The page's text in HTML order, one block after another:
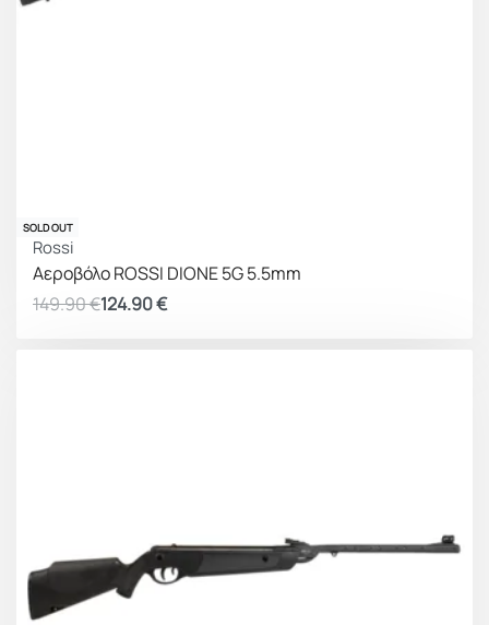
ΚΕΡΔΟΣ 25.00 €
SOLD OUT
Rossi
Αεροβόλο ROSSI DIONE 5G 5.5mm
149.90€124.90€